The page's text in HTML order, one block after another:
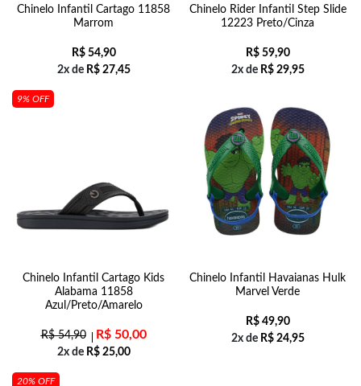
Chinelo Infantil Cartago 11858
Marrom
R$54,90
2x de R$27,45
Chinelo Rider Infantil Step Slide
12223 Preto/Cinza
R$59,90
2x de R$29,95
9% OFF
Chinelo Infantil Cartago Kids
Alabama 11858
Azul/Preto/Amarelo
R$54,90 R$50,00
2x de R$25,00
Chinelo Infantil Havaianas Hulk
Marvel Verde
R$49,90
2x de R$24,95
20% OFF